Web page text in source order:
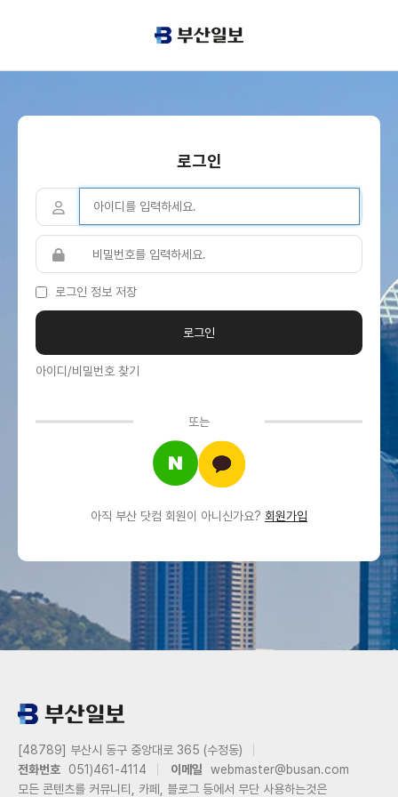
로그인
로그인 정보 저장
아이디/비밀번호 찾기
또는
아직 부산 닷컴 회원이 아니신가요? 회원가입
[48789] 부산시 동구 중앙대로 365 (수정동)
전화번호
051)461-4114 이메일
webmaster@busan.com
모든 콘텐츠를 커뮤니티, 카페, 블로그 등에서 무단 사용하는것은